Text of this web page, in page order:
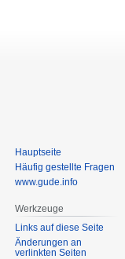
Hauptseite
Häufig gestellte Fragen
www.gude.info
Werkzeuge
Links auf diese Seite
Änderungen an
verlinkten Seiten